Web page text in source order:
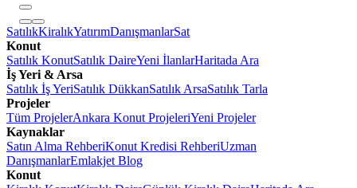
SatılıkKiralıkYatırımDanışmanlarSat
Konut
Satılık KonutSatılık DaireYeni İlanlarHaritada Ara
İş Yeri & Arsa
Satılık İş YeriSatılık DükkanSatılık ArsaSatılık Tarla
Projeler
Tüm ProjelerAnkara Konut ProjeleriYeni Projeler
Kaynaklar
Satın Alma RehberiKonut Kredisi RehberiUzman
DanışmanlarEmlakjet Blog
Konut